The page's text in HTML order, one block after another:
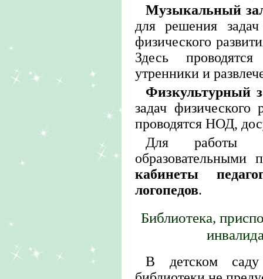
Музыкальный
для решения
физического
Здесь
утренники и
Физкультурный
задач физического
проводятся НОД,
Для работы
образовательными
кабинеты
логопедов.
Библиотека,
В детском саду